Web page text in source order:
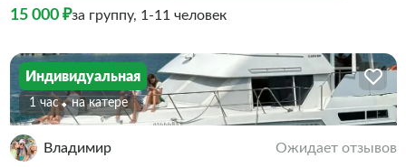
15 000 ₽за группу, 1-11 человек
Индивидуальная
1 час На катере
Владимир Ожидает отзывов